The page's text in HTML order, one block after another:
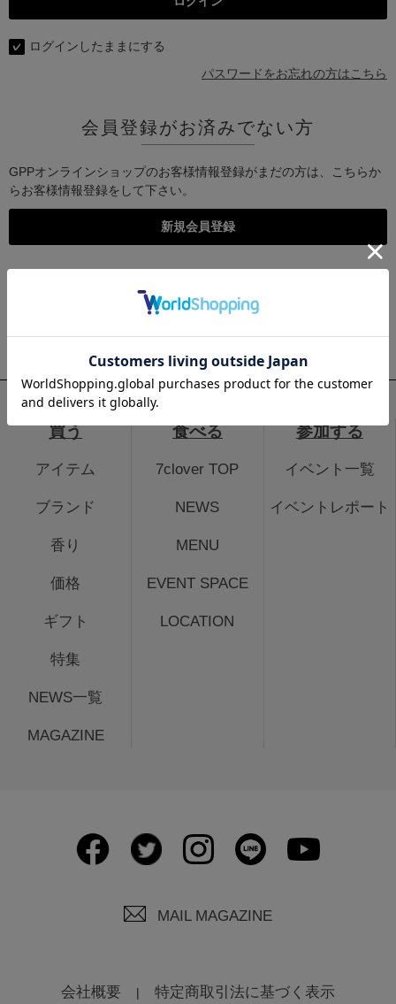
ログインしたままにする
パスワードをお忘れの方はこちら
会員登録がお済みでない方
GPPオンラインショップのお客様情報登録がまだの方は、こちらか
らお客様情報登録をして下さい。
こちらは個人様向けのページとなります。法人のお客様のログイ
ン、法人会員登録はこちらから
買う
アイテム
ブランド
香り
価格
ギフト
特集
NEWS一覧
MAGAZINE
食べる
7clover TOP
NEWS
MENU
EVENT SPACE
LOCATION
参加する
イベント一覧
イベントレポート
MAIL MAGAZINE
会社概要 特定商取引法に基づく表示